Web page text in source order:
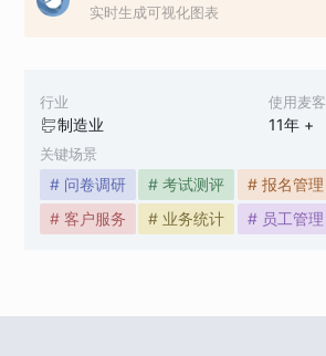
行业
制造业
使用麦客
11年 +
关键场景
# 问卷调研 # 考试测评 # 报名管理
# 客户服务
# 业务统计 # 员工管理
实时生成可视化图表